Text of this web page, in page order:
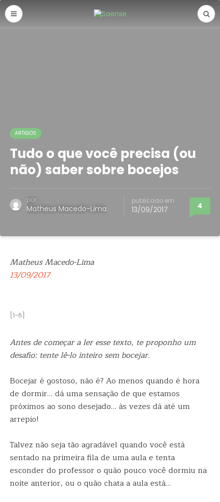
ARTIGOS
Tudo o que você precisa (ou
não) saber sobre bocejos
por
Matheus Macedo-Lima
publicado em
13/09/2017 4
Matheus Macedo-Lima
13/09/2017
[1-6]
Antes de começar a ler esse texto, te proponho um
desafio: tente lê-lo inteiro sem bocejar.
Bocejar é gostoso, não é? Ao menos quando é hora
de dormir… dá uma sensação de que estamos
próximos ao sono desejado… às vezes dá até um
arrepio!
Talvez não seja tão agradável quando você está
sentado na primeira fila de uma aula e tenta
esconder do professor o quão pouco você dormiu na
noite anterior, ou o quão chata a aula está…